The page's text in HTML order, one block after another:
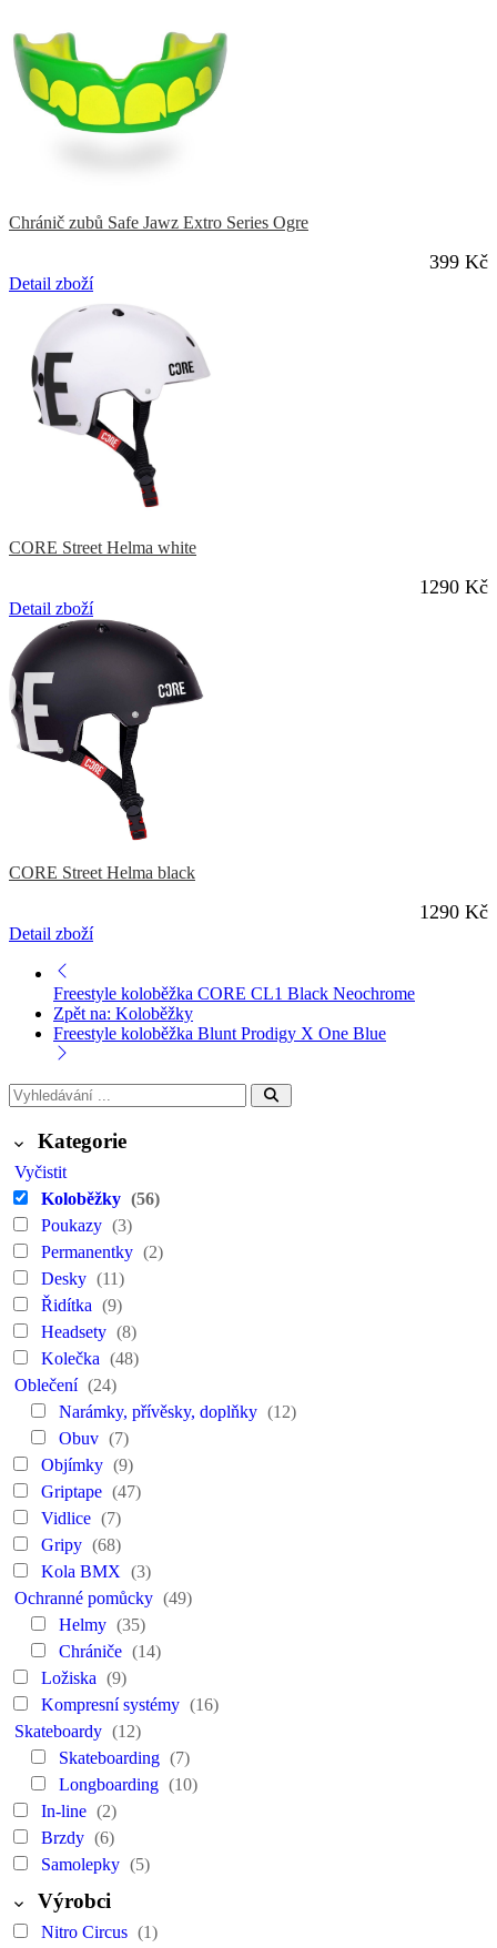
Chránič zubů Safe Jawz Extro Series Ogre
399 Kč
Detail zboží
CORE Street Helma white
1290 Kč
Detail zboží
CORE Street Helma black
1290 Kč
Detail zboží
Freestyle koloběžka CORE CL1 Black Neochrome
Zpět na: Koloběžky
Freestyle koloběžka Blunt Prodigy X One Blue
Kategorie
Vyčistit
Koloběžky (56)
Poukazy (3)
Permanentky (2)
Desky (11)
Řidítka (9)
Headsety (8)
Kolečka (48)
Oblečení (24)
Narámky, přívěsky, doplňky (12)
Obuv (7)
Objímky (9)
Griptape (47)
Vidlice (7)
Gripy (68)
Kola BMX (3)
Ochranné pomůcky (49)
Helmy (35)
Chrániče (14)
Ložiska (9)
Kompresní systémy (16)
Skateboardy (12)
Skateboarding (7)
Longboarding (10)
In-line (2)
Brzdy (6)
Samolepky (5)
Výrobci
Nitro Circus (1)